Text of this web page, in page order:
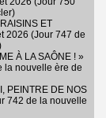
ET
2026 (Jour 747 de
À LA SAÔNE ! »
la nouvelle ère de
PEINTRE DE NOS
742 de la nouvelle